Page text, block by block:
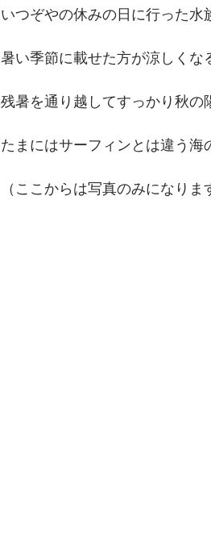
いつぞやの休みの日に行った水
暑い季節に載せた方が涼しくな
残暑を通り越してすっかり秋の
たまにはサーフィンとは違う海
（ここからは写真のみになりま